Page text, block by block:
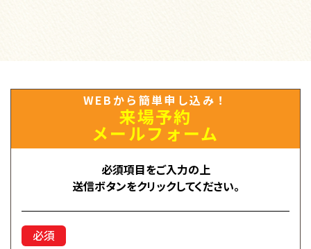
WEBから簡単申し込み！
来場予約
メールフォーム
必須項目をご入力の上
送信ボタンをクリックしてください。